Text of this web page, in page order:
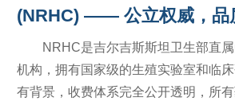
(NRHC) —— 公立权威，品
NRHC是吉尔吉斯斯坦卫生部直
机构，拥有国家级的生殖实验室和临
有背景，收费体系完全公开透明，所